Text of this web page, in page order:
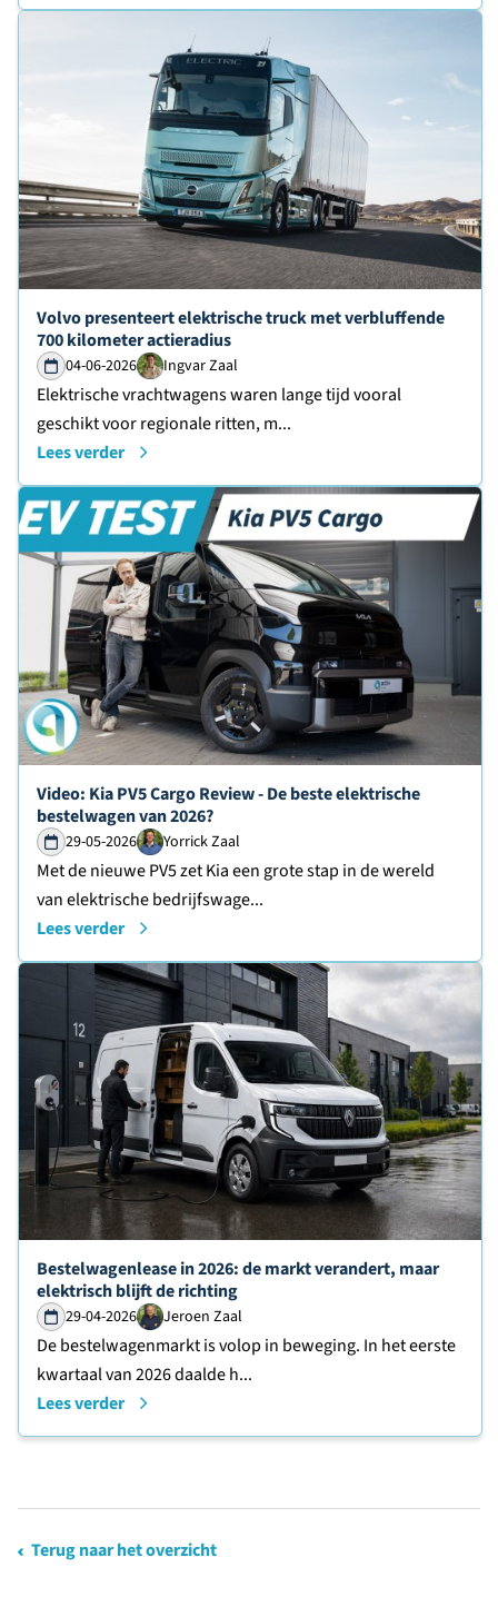
Lees verder over
Volvo presenteert elektrische truck met verbluffende
700 kilometer actieradius
04-06-2026 Ingvar Zaal
Elektrische vrachtwagens waren lange tijd vooral
geschikt voor regionale ritten, m...
Lees verder
Lees verder over
Video: Kia PV5 Cargo Review - De beste elektrische
bestelwagen van 2026?
29-05-2026 Yorrick Zaal
Met de nieuwe PV5 zet Kia een grote stap in de wereld
van elektrische bedrijfswage...
Lees verder
Lees verder over
Bestelwagenlease in 2026: de markt verandert, maar
elektrisch blijft de richting
29-04-2026 Jeroen Zaal
De bestelwagenmarkt is volop in beweging. In het eerste
kwartaal van 2026 daalde h...
Lees verder
Terug naar het overzicht